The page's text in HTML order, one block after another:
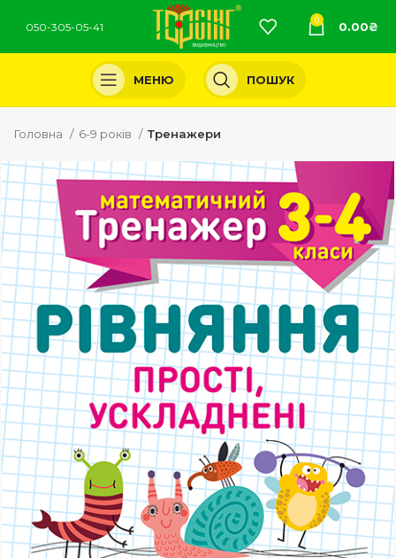
050-305-05-41
0 0.00₴
МЕНЮ ПОШУК
Головна 6-9 років Тренажери